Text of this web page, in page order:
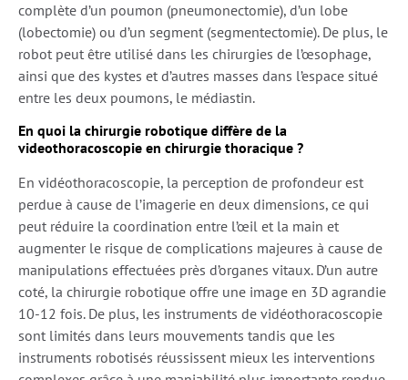
complète d’un poumon (pneumonectomie), d’un lobe
(lobectomie) ou d’un segment (segmentectomie). De plus, le
robot peut être utilisé dans les chirurgies de l’œsophage,
ainsi que des kystes et d’autres masses dans l’espace situé
entre les deux poumons, le médiastin.
En quoi la chirurgie robotique diffère de la
videothoracoscopie en chirurgie thoracique ?
En vidéothoracoscopie, la perception de profondeur est
perdue à cause de l’imagerie en deux dimensions, ce qui
peut réduire la coordination entre l’œil et la main et
augmenter le risque de complications majeures à cause de
manipulations effectuées près d’organes vitaux. D’un autre
coté, la chirurgie robotique offre une image en 3D agrandie
10-12 fois. De plus, les instruments de vidéothoracoscopie
sont limités dans leurs mouvements tandis que les
instruments robotisés réussissent mieux les interventions